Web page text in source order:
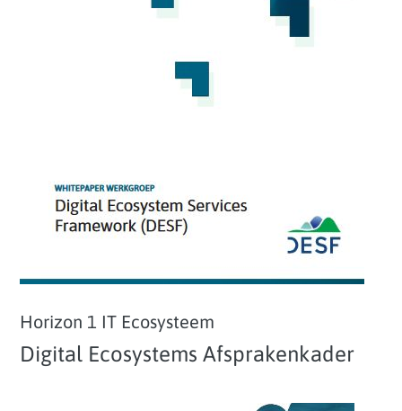
Horizon 1 IT Ecosysteem
Digital Ecosystems Afsprakenkader